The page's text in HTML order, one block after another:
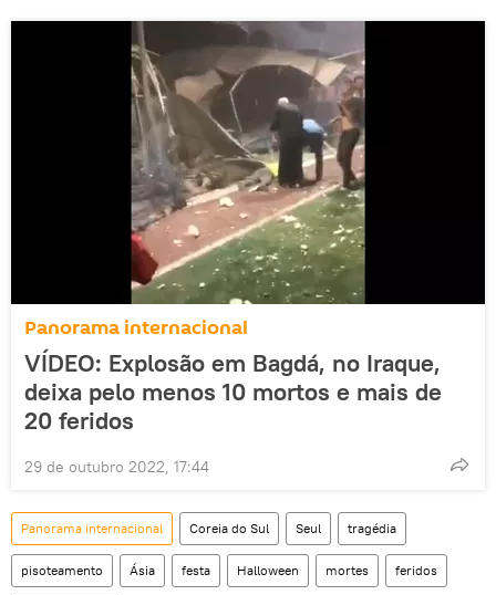
Panorama internacional
VÍDEO: Explosão em Bagdá, no Iraque,
deixa pelo menos 10 mortos e mais de
20 feridos
29 de outubro 2022, 17:44
Panorama internacional Coreia do Sul Seul tragédia
pisoteamento Ásia festa Halloween mortes feridos